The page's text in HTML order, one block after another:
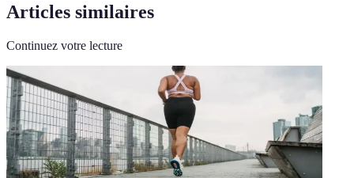
Articles similaires
Continuez votre lecture